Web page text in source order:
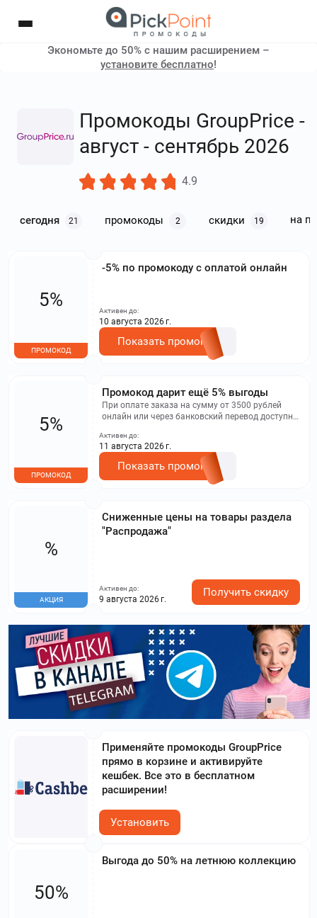
Экономьте до 50% с нашим расширением –
установите бесплатно!
Промокоды GroupPrice -
август - сентябрь 2026
4.9
сегодня 21 промокоды 2 скидки 19 на
-5% по промокоду с оплатой онлайн
5%
ПРОМОКОД
Активен до:
10 августа 2026 г.
Показать промокод
Промокод дарит ещё 5% выгоды
При оплате заказа на сумму от 3500 рублей
онлайн или через банковский перевод доступна
применяется после активации в
соответствующей форме.
5%
ПРОМОКОД
Активен до:
11 августа 2026 г.
Показать промокод
Сниженные цены на товары раздела
"Распродажа"
%
АКЦИЯ
Активен до:
9 августа 2026 г.
Получить скидку
Применяйте промокоды GroupPrice
прямо в корзине и активируйте
кешбек. Все это в бесплатном
расширении!
Установить
Выгода до 50% на летнюю коллекцию
50%